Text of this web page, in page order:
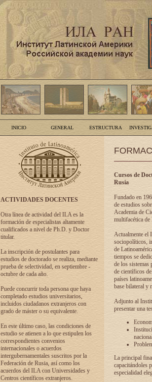
INICIO GENERAL ESTRUCTURA
ACTIVIDADES DOCENTES
Otra línea de actividad del ILA es la
formación de especialistas altamente
cualificados a nivel de Ph.D. y Doctor
titular.
La inscripción de postulantes para
estudios de doctorado se realiza, mediante
prueba de selectividad, en septiembre -
octubre de cada año.
Puede concurrir toda persona que haya
completado estudios universitarios,
incluidos ciudadanos extranjeros con
grado de máster o su equivalente.
En este último caso, las condiciones de
estudio se atienen a lo que estipulen los
correspondientes convenios
internacionales o acuerdos
intergubernamentales suscritos por la
Federación de Rusia, así como los
acuerdos del ILA con Universidades y
Centros científicos extranjeros.
Cursos de
Rusia
Fundado en
de estudios
Academia de
multifacética de
Actualmente el
sociopolíticos,
de
tiempos se
de los sistemas
de científicos
países
base bilateral y
Adjunto al
presentar una
La principal
capacitándoles
especialidad